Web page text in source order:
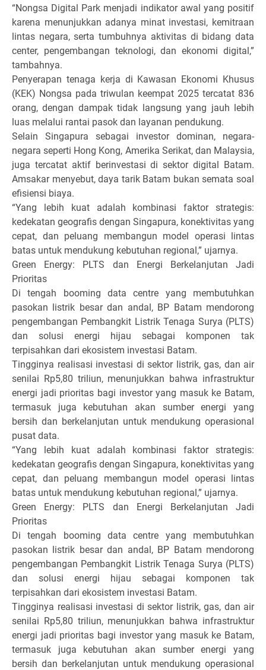
“Nongsa Digital Park menjadi indikator awal yang positif
karena menunjukkan adanya minat investasi, kemitraan
lintas negara, serta tumbuhnya aktivitas di bidang data
center, pengembangan teknologi, dan ekonomi digital,”
tambahnya.
Penyerapan tenaga kerja di Kawasan Ekonomi Khusus
(KEK) Nongsa pada triwulan keempat 2025 tercatat 836
orang, dengan dampak tidak langsung yang jauh lebih
luas melalui rantai pasok dan layanan pendukung.
Selain Singapura sebagai investor dominan, negara-
negara seperti Hong Kong, Amerika Serikat, dan Malaysia,
juga tercatat aktif berinvestasi di sektor digital Batam.
Amsakar menyebut, daya tarik Batam bukan semata soal
efisiensi biaya.
“Yang lebih kuat adalah kombinasi faktor strategis:
kedekatan geografis dengan Singapura, konektivitas yang
cepat, dan peluang membangun model operasi lintas
batas untuk mendukung kebutuhan regional,” ujarnya.
Green Energy: PLTS dan Energi Berkelanjutan Jadi
Prioritas
Di tengah booming data centre yang membutuhkan
pasokan listrik besar dan andal, BP Batam mendorong
pengembangan Pembangkit Listrik Tenaga Surya (PLTS)
dan solusi energi hijau sebagai komponen tak
terpisahkan dari ekosistem investasi Batam.
Tingginya realisasi investasi di sektor listrik, gas, dan air
senilai Rp5,80 triliun, menunjukkan bahwa infrastruktur
energi jadi prioritas bagi investor yang masuk ke Batam,
termasuk juga kebutuhan akan sumber energi yang
bersih dan berkelanjutan untuk mendukung operasional
pusat data.
“Yang lebih kuat adalah kombinasi faktor strategis:
kedekatan geografis dengan Singapura, konektivitas yang
cepat, dan peluang membangun model operasi lintas
batas untuk mendukung kebutuhan regional,” ujarnya.
Green Energy: PLTS dan Energi Berkelanjutan Jadi
Prioritas
Di tengah booming data centre yang membutuhkan
pasokan listrik besar dan andal, BP Batam mendorong
pengembangan Pembangkit Listrik Tenaga Surya (PLTS)
dan solusi energi hijau sebagai komponen tak
terpisahkan dari ekosistem investasi Batam.
Tingginya realisasi investasi di sektor listrik, gas, dan air
senilai Rp5,80 triliun, menunjukkan bahwa infrastruktur
energi jadi prioritas bagi investor yang masuk ke Batam,
termasuk juga kebutuhan akan sumber energi yang
bersih dan berkelanjutan untuk mendukung operasional